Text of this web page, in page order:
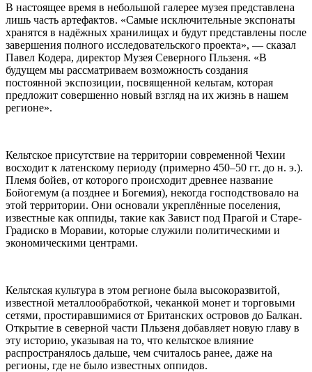
В настоящее время в небольшой галерее музея представлена
лишь часть артефактов. «Самые исключительные экспонаты
хранятся в надёжных хранилищах и будут представлены после
завершения полного исследовательского проекта», — сказал
Павел Кодера, директор Музея Северного Пльзеня. «В
будущем мы рассматриваем возможность создания
постоянной экспозиции, посвященной кельтам, которая
предложит совершенно новый взгляд на их жизнь в нашем
регионе».
Кельтское присутствие на территории современной Чехии
восходит к латенскому периоду (примерно 450–50 гг. до н. э.).
Племя бойев, от которого происходит древнее название
Бойогемум (а позднее и Богемия), некогда господствовало на
этой территории. Они основали укреплённые поселения,
известные как оппиды, такие как Завист под Прагой и Старе-
Градиско в Моравии, которые служили политическими и
экономическими центрами.
Кельтская культура в этом регионе была высокоразвитой,
известной металлообработкой, чеканкой монет и торговыми
сетями, простиравшимися от Британских островов до Балкан.
Открытие в северной части Пльзеня добавляет новую главу в
эту историю, указывая на то, что кельтское влияние
распространялось дальше, чем считалось ранее, даже на
регионы, где не было известных оппидов.